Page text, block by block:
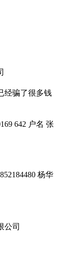
经骗了很多钱
642 户名 张
杨华
公司